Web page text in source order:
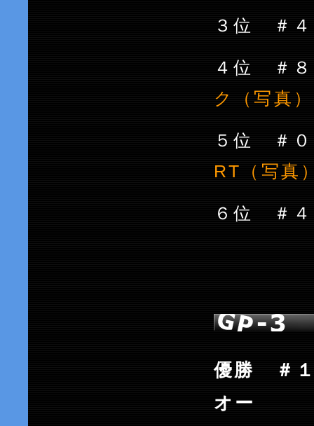
３位 ＃
４位
ク（写真）
５位
RT（写真
６位
優勝 ＃
オー